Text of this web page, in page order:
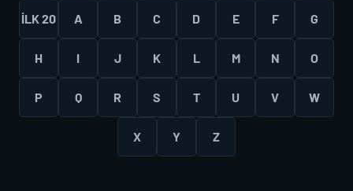
İLK 20 A B C D E F G
H I J K L M N O
P Q R S T U V W
X Y Z